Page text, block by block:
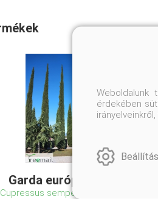
Garda európai ciprus
Cupressus sempervirens 'Garda'
Weboldalunk
érdekében